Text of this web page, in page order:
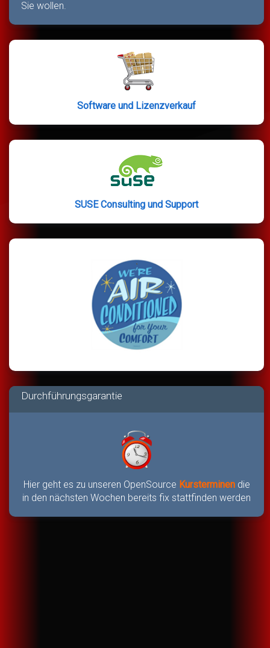
Sie wollen.
Software und Lizenzverkauf
SUSE Consulting und Support
Durchführungsgarantie
Hier geht es zu unseren OpenSource Kursterminen die
in den nächsten Wochen bereits fix stattfinden werden